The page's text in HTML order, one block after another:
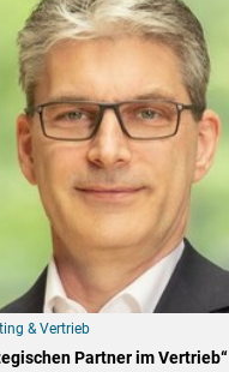
& Vertrieb
Partner im Vertrieb“